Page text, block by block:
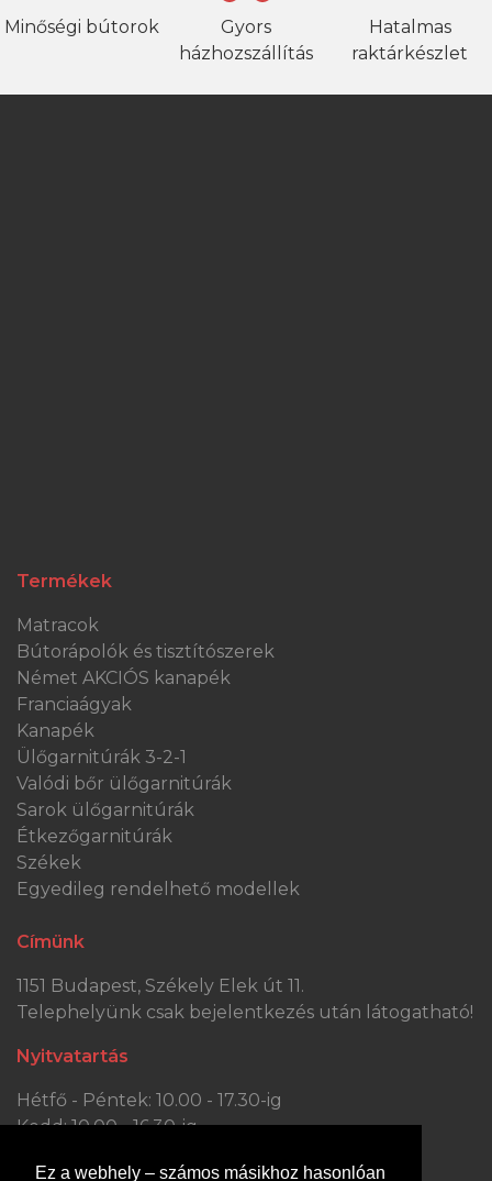
Ez a webhely – számos másikhoz hasonlóan
Minőségi bútorok
Gyors
házhozszállítás
Hatalmas
raktárkészlet
Termékek
Matracok
Bútorápolók és tisztítószerek
Német AKCIÓS kanapék
Franciaágyak
Kanapék
Ülőgarnitúrák 3-2-1
Valódi bőr ülőgarnitúrák
Sarok ülőgarnitúrák
Étkezőgarnitúrák
Székek
Egyedileg rendelhető modellek
Címünk
1151 Budapest, Székely Elek út 11.
Telephelyünk csak bejelentkezés után látogatható!
Nyitvatartás
Hétfő - Péntek: 10.00 - 17.30-ig
Kedd: 10.00 - 16.30-ig